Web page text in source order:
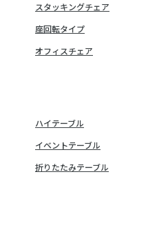
スタッキングチェア
座回転タイプ
オフィスチェア
ハイテーブル
イベントテーブル
折りたたみテーブル